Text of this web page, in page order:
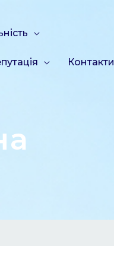
Контакти